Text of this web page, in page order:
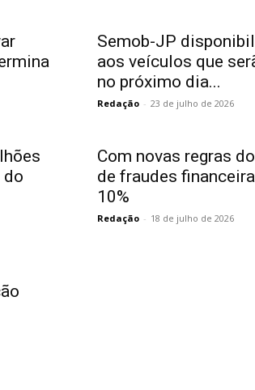
Semob-JP
aos veículos que
no próximo dia...
Redação - 23 de julho de 2026
do
Com novas regras
de fraudes
10%
Redação - 18 de julho de 2026